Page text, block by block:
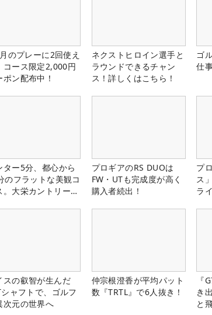
のプレーに2回使え
コース限定2,000円
ポン配布中！
ネクストヒロイン選手と
ラウンドできるチャン
ス！詳しくはこちら！
ゴ
仕
ター5分、都心から
のフラットな美観コ
。大栄カントリー俱
プロギアのRS DUOは
FW・UTも完成度が高く
購入者続出！
プ
ス
ラ
スの叡智が生んだ
シャフトで、ゴルフ
次元の世界へ
仲宗根澄香が平均パット
数『TRTL』で6人抜き！
『
き
と